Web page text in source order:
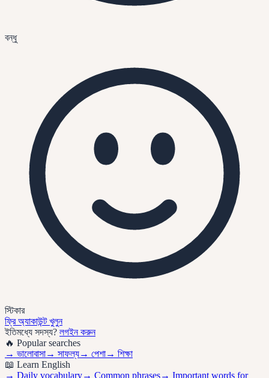
বন্ধু
স্টিকার
ফ্রি অ্যাকাউন্ট খুলুন
ইতিমধ্যে সদস্য? লগইন করুন
🔥 Popular searches
→ ভালোবাসা→ সাফল্য→ পেশা→ শিক্ষা
📖 Learn English
→ Daily vocabulary→ Common phrases→ Important words for